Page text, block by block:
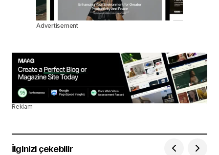
Advertisement
Reklam
İlginizi çekebilir